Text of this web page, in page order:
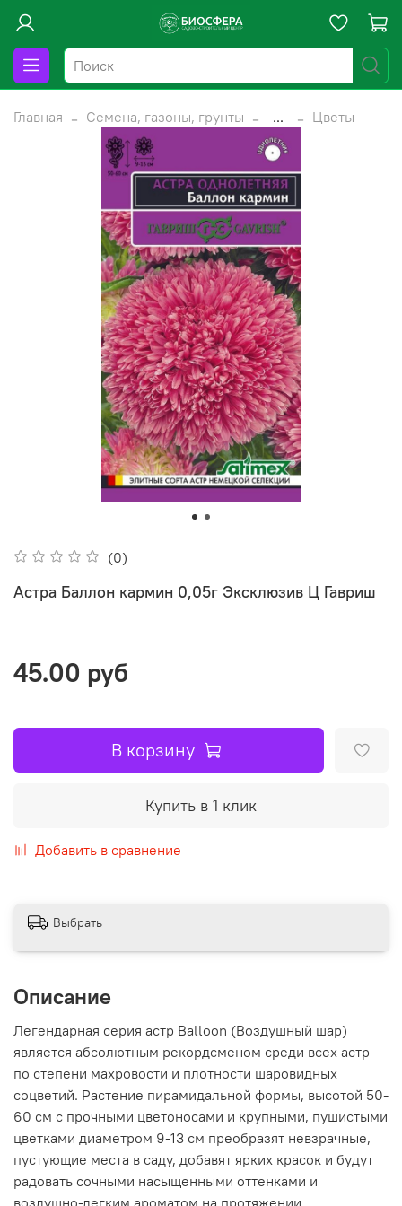
Главная Семена, газоны, грунты ... Цветы
(0)
Астра Баллон кармин 0,05г Эксклюзив Ц Гавриш
45.00 руб
В корзину
Купить в 1 клик
Добавить в сравнение
Выбрать
Описание
Легендарная серия астр Balloon (Воздушный шар)
является абсолютным рекордсменом среди всех астр
по степени махровости и плотности шаровидных
соцветий. Растение пирамидальной формы, высотой 50-
60 см с прочными цветоносами и крупными, пушистыми
цветками диаметром 9-13 см преобразят невзрачные,
пустующие места в саду, добавят ярких красок и будут
радовать сочными насыщенными оттенками и